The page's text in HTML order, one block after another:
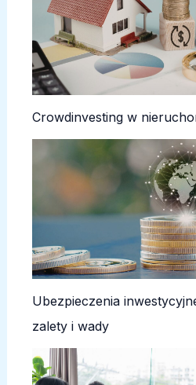
Crowdinvesting w
Ubezpieczenia
zalety i wady